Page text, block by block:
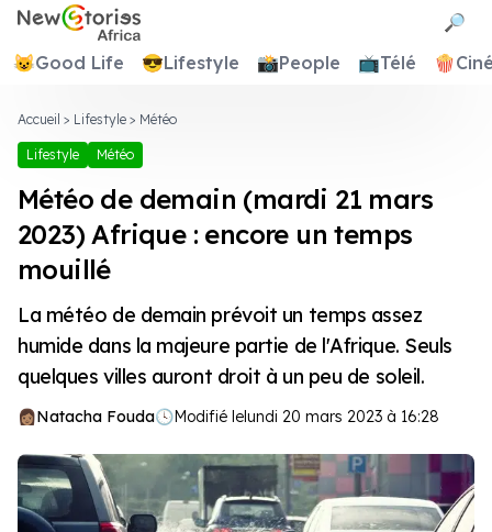
Newstories Africa
🔎
😺Good Life 😎Lifestyle 📸People 📺Télé 🍿
Accueil > Lifestyle > Météo
Lifestyle Météo
Météo de demain (mardi 21 mars
2023) Afrique : encore un temps
mouillé
La météo de demain prévoit un temps assez
humide dans la majeure partie de l'Afrique. Seuls
quelques villes auront droit à un peu de soleil.
Natacha Fouda🕓Modifié lelundi 20 mars 2023 à 16:28